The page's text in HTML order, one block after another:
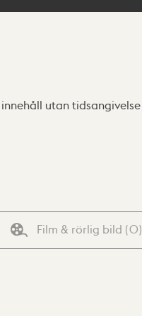
utan tidsangivelse
Film & rörlig bild (0)